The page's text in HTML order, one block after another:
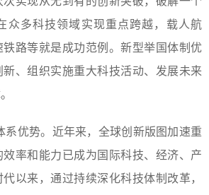
众多科技领域实现重点跨越，载人航
路等就是成功范例。新型举国体制优
、组织实施重大科技活动、发展未来
系优势。近年来，全球创新版图加速重
率和能力已成为国际科技、经济、产
以来，通过持续深化科技体制改革，